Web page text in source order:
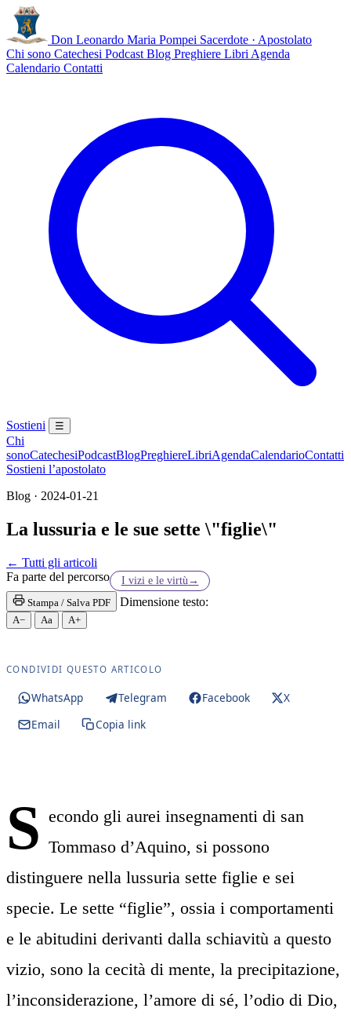
Don Leonardo Maria Pompei Sacerdote · Apostolato
Chi sono Catechesi Podcast Blog Preghiere Libri Agenda
Calendario Contatti
Sostieni ☰
Chi
sonoCatechesiPodcastBlogPreghiereLibriAgendaCalendarioContatti
Sostieni l’apostolato
Blog · 2024-01-21
La lussuria e le sue sette \"figlie\"
← Tutti gli articoli
Fa parte del percorso
I vizi e le virtù →
Stampa / Salva PDF
Dimensione testo:
A− Aa A+
CONDIVIDI QUESTO ARTICOLO
WhatsApp Telegram Facebook
X
Email
Copia link
S econdo gli aurei insegnamenti di san
Tommaso d’Aquino, si possono
distinguere nella lussuria sette figlie e sei
specie. Le sette “figlie”, ossia i comportamenti
e le abitudini derivanti dalla schiavitù a questo
vizio, sono la cecità di mente, la precipitazione,
l’inconsiderazione, l’amore di sé, l’odio di Dio,